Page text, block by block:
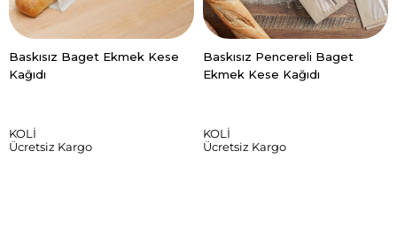
Ürün üzerinde görmek
istediğiniz tasarımı
aşağıdaki dosya yükleme
bölümüne yüklemeniz
gerekmektedir.
baskı örneği
düzenlendikten sonra size
Ürün üzerinde görmek
istediğiniz tasarımı
aşağıdaki dosya yükleme
bölümüne yüklemeniz
gerekmektedir.
baskı örneği
düzenlendikten sonra size
Baskısız Baget Ekmek Kese
Kağıdı
KOLİ
Ücretsiz Kargo
Baskısız Pencereli Baget
Ekmek Kese Kağıdı
KOLİ
Ücretsiz Kargo